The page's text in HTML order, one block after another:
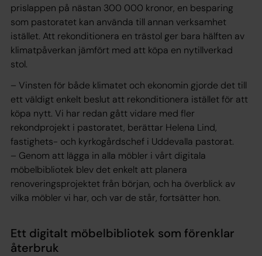
prislappen på nästan 300 000 kronor, en besparing
som pastoratet kan använda till annan verksamhet
istället. Att rekonditionera en trästol ger bara hälften av
klimatpåverkan jämfört med att köpa en nytillverkad
stol.
– Vinsten för både klimatet och ekonomin gjorde det till
ett väldigt enkelt beslut att rekonditionera istället för att
köpa nytt. Vi har redan gått vidare med fler
rekondprojekt i pastoratet, berättar Helena Lind,
fastighets- och kyrkogårdschef i Uddevalla pastorat.
– Genom att lägga in alla möbler i vårt digitala
möbelbibliotek blev det enkelt att planera
renoveringsprojektet från början, och ha överblick av
vilka möbler vi har, och var de står, fortsätter hon.
Ett digitalt möbelbibliotek som förenklar
återbruk